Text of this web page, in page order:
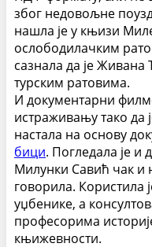
због недовољне
нашла је у књизи
ослободилачким
сазнала да је Живана
турским ратовима.
И документарни
истраживању тако да
настала на основу
бици. Погледала је и
Милунки Савић чак и
говорила. Користила
уџбенике, а
професорима
књижевности.